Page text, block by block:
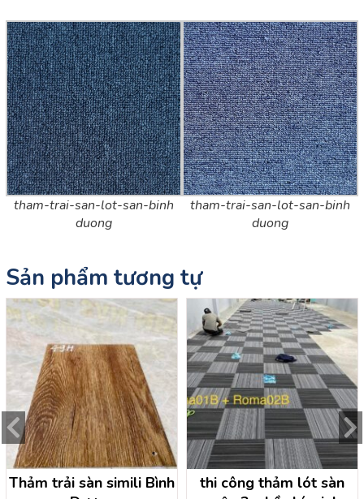
tham-trai-san-lot-san-binh
duong
tham-trai-san-lot-san-binh
duong
Sản phẩm tương tự
Thảm trải sàn simili Bình
thi công thảm lót sàn